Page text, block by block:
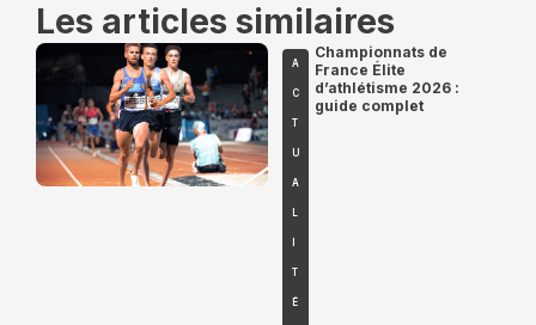
Les articles similaires
A
C
T
U
A
L
T
É
Championnats de
France Élite
d’athlétisme 2026 :
guide complet